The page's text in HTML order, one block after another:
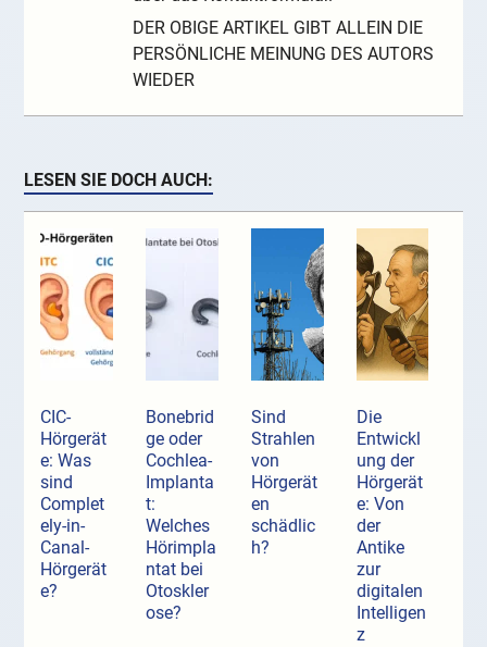
DER OBIGE ARTIKEL GIBT ALLEIN DIE
PERSÖNLICHE MEINUNG DES AUTORS
WIEDER
LESEN SIE DOCH AUCH:
CIC-
Hörgerät
e: Was
sind
Complet
ely-in-
Canal-
Hörgerät
e?
Bonebrid
ge oder
Cochlea-
Implanta
t:
Welches
Hörimpla
ntat bei
Otoskler
ose?
Sind
Strahlen
von
Hörgerät
en
schädlic
h?
Die
Entwickl
ung der
Hörgerät
e: Von
der
Antike
zur
digitalen
Intelligen
z